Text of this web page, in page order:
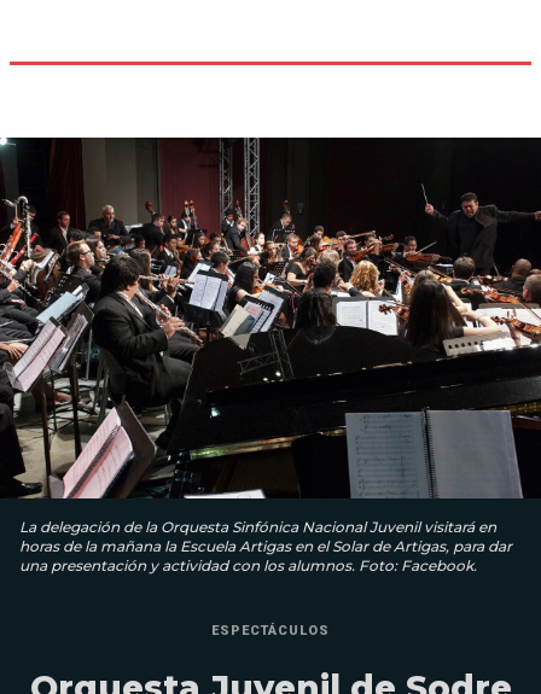
La delegación de la Orquesta Sinfónica Nacional Juvenil visitará en
horas de la mañana la Escuela Artigas en el Solar de Artigas, para dar
una presentación y actividad con los alumnos. Foto: Facebook.
ESPECTÁCULOS